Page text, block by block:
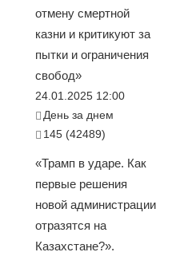
отмену смертной
казни и критикуют за
пытки и ограничения
свобод»
24.01.2025 12:00
День за днем
145 (42489)
«Трамп в ударе. Как
первые решения
новой администрации
отразятся на
Казахстане?».